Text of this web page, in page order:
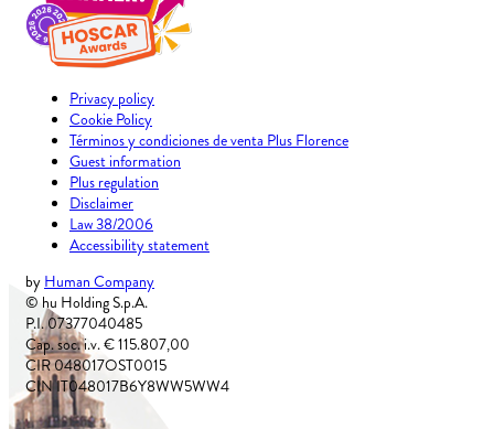
Privacy policy
Cookie Policy
Términos y condiciones de venta Plus Florence
Guest information
Plus regulation
Disclaimer
Law 38/2006
Accessibility statement
by Human Company
© hu Holding S.p.A.
P.I. 07377040485
Cap. soc. i.v. € 115.807,00
CIR 048017OST0015
CIN IT048017B6Y8WW5WW4